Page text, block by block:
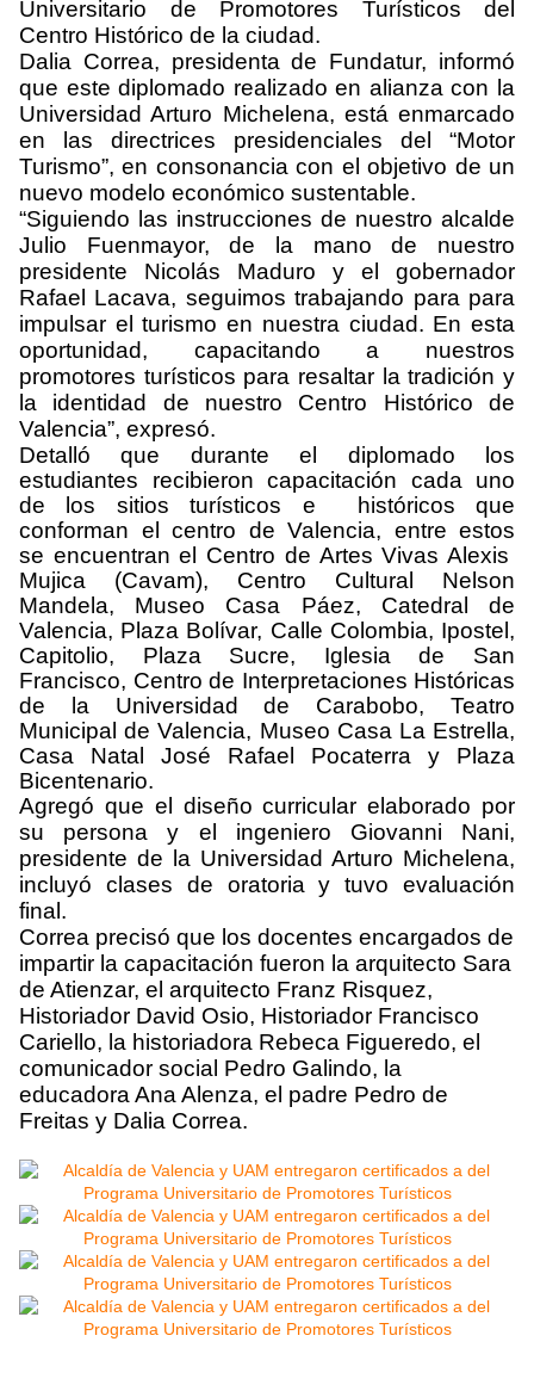
Universitario de Promotores Turísticos del
Centro Histórico de la ciudad.
Dalia Correa, presidenta de Fundatur, informó
que este diplomado realizado en alianza con la
Universidad Arturo Michelena, está enmarcado
en las directrices presidenciales del “Motor
Turismo”, en consonancia con el objetivo de un
nuevo modelo económico sustentable.
“Siguiendo las instrucciones de nuestro alcalde
Julio Fuenmayor, de la mano de nuestro
presidente Nicolás Maduro y el gobernador
Rafael Lacava, seguimos trabajando para para
impulsar el turismo en nuestra ciudad. En esta
oportunidad, capacitando a nuestros
promotores turísticos para resaltar la tradición y
la identidad de nuestro Centro Histórico de
Valencia”, expresó.
Detalló que durante el diplomado los
estudiantes recibieron capacitación cada uno
de los sitios turísticos e históricos que
conforman el centro de Valencia, entre estos
se encuentran el Centro de Artes Vivas Alexis
Mujica (Cavam), Centro Cultural Nelson
Mandela, Museo Casa Páez, Catedral de
Valencia, Plaza Bolívar, Calle Colombia, Ipostel,
Capitolio, Plaza Sucre, Iglesia de San
Francisco, Centro de Interpretaciones Históricas
de la Universidad de Carabobo, Teatro
Municipal de Valencia, Museo Casa La Estrella,
Casa Natal José Rafael Pocaterra y Plaza
Bicentenario.
Agregó que el diseño curricular elaborado por
su persona y el ingeniero Giovanni Nani,
presidente de la Universidad Arturo Michelena,
incluyó clases de oratoria y tuvo evaluación
final.
Correa precisó que los docentes encargados de
impartir la capacitación fueron la arquitecto Sara
de Atienzar, el arquitecto Franz Risquez,
Historiador David Osio, Historiador Francisco
Cariello, la historiadora Rebeca Figueredo, el
comunicador social Pedro Galindo, la
educadora Ana Alenza, el padre Pedro de
Freitas y Dalia Correa.